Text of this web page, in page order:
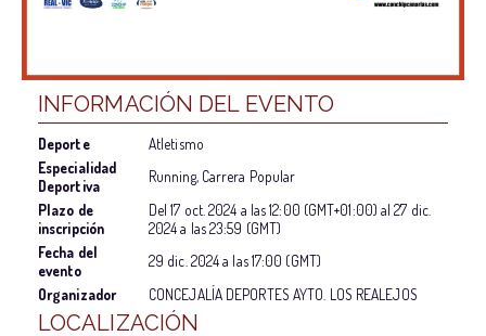
INFORMACIÓN DEL EVENTO
Deporte
Atletismo
Especialidad
Deportiva
Running, Carrera Popular
Plazo de
inscripción
Del17 oct. 2024 a las12:00 (GMT+01:00) al27 dic.
2024a las23:59 (GMT)
Fecha del
evento
29 dic. 2024a las17:00 (GMT)
Organizador
CONCEJALÍA DEPORTES AYTO. LOS REALEJOS
LOCALIZACIÓN